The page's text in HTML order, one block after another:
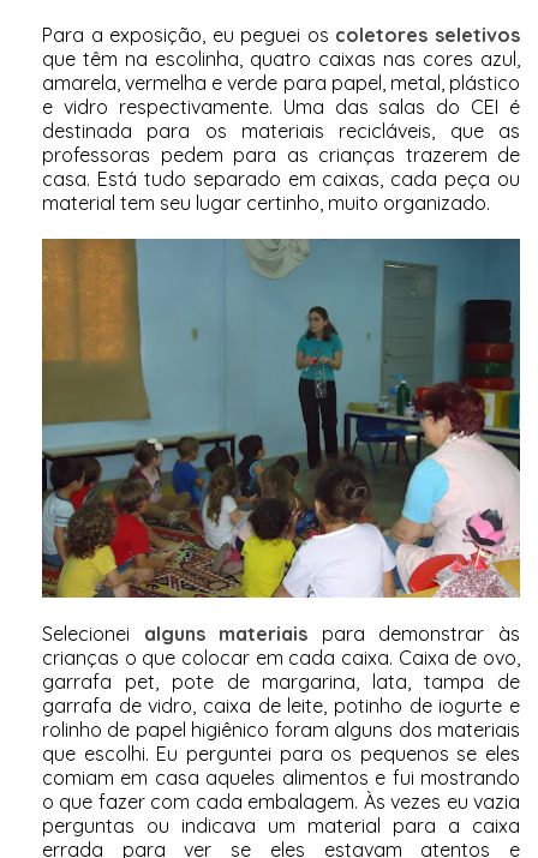
Para a exposição, eu peguei os coletores seletivos
que têm na escolinha, quatro caixas nas cores azul,
amarela, vermelha e verde para papel, metal, plástico
e vidro respectivamente. Uma das salas do CEI é
destinada para os materiais recicláveis, que as
professoras pedem para as crianças trazerem de
casa. Está tudo separado em caixas, cada peça ou
material tem seu lugar certinho, muito organizado.
Selecionei alguns materiais para demonstrar às
crianças o que colocar em cada caixa. Caixa de ovo,
garrafa pet, pote de margarina, lata, tampa de
garrafa de vidro, caixa de leite, potinho de iogurte e
rolinho de papel higiênico foram alguns dos materiais
que escolhi. Eu perguntei para os pequenos se eles
comiam em casa aqueles alimentos e fui mostrando
o que fazer com cada embalagem. Às vezes eu vazia
perguntas ou indicava um material para a caixa
errada para ver se eles estavam atentos e